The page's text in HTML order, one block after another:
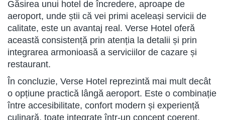
Găsirea unui hotel de încredere, aproape de
aeroport, unde știi că vei primi aceleași servicii de
calitate, este un avantaj real. Verse Hotel oferă
această consistență prin atenția la detalii și prin
integrarea armonioasă a serviciilor de cazare și
restaurant.
În concluzie, Verse Hotel reprezintă mai mult decât
o opțiune practică lângă aeroport. Este o combinație
între accesibilitate, confort modern și experiență
culinară, toate integrate într-un concept coerent.